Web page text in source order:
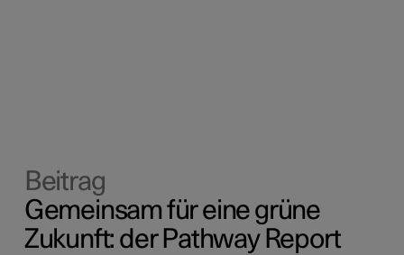
Beitrag
Gemeinsam für eine grüne
Zukunft: der Pathway Report